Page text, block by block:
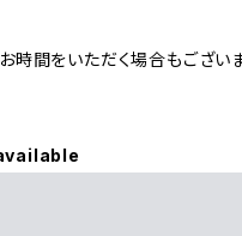
間をいただく場合もございま